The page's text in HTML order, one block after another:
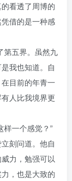
看透了周博的
借的是一种感
第五界。虽然九
我也知道。自
目前的年青一
人比我境界更
样一个感觉？”
刻问道。他自
力，勉强可以
，也是大致的